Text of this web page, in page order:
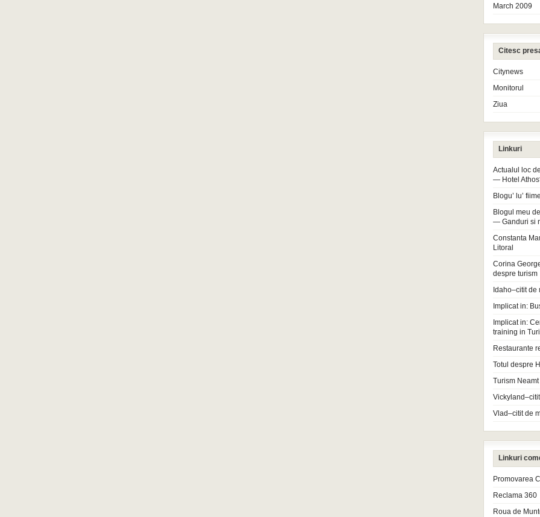
March 2009
Citesc
Citynews
Monitorul
Ziua
Linkuri
Actualul loc
— Hotel
Blogu’ lu’
Blogul meu
— Ganduri si
Constanta
Litoral
Corina
despre turism
Idaho–citit de
Implicat in:
Implicat in:
training in
Restaurante
Totul despre
Turism Neamt
Vlad–citit de
Linkuri
Promovarea
Reclama 360
Roua de